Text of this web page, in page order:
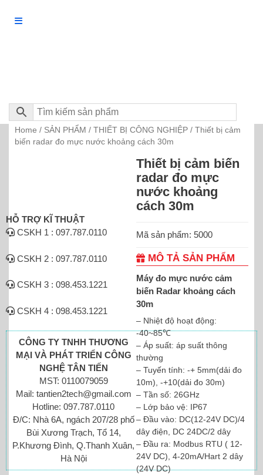
Home / SẢN PHẨM / THIẾT BỊ CÔNG NGHIỆP / Thiết bị cảm
biến radar đo mực nước khoảng cách 30m
Thiết bị cảm biến
radar đo mực
nước khoảng
cách 30m
Mã sản phẩm: 5000
MÔ TẢ SẢN PHẨM
Máy đo mực nước cảm
biến Radar khoảng cách
30m
– Nhiệt độ hoạt động:
-40~85℃
– Áp suất: áp suất thông
thường
– Tuyến tính: -+ 5mm(dải đo
10m), -+10(dải đo 30m)
– Tần số: 26GHz
– Lớp bảo vệ: IP67
– Đầu vào: DC(12-24V DC)/4
dây điện, DC 24DC/2 dây
– Đầu ra: Modbus RTU ( 12-
24V DC), 4-20mA/Hart 2 dây
(24V DC)
HỖ TRỢ KĨ THUẬT
CSKH 1 : 097.787.0110
CSKH 2 : 097.787.0110
CSKH 3 : 098.453.1221
CSKH 4 : 098.453.1221
CÔNG TY TNHH THƯƠNG
MẠI VÀ PHÁT TRIỂN CÔNG
NGHỆ TÂN TIẾN
MST: 0110079059
Mail: tantien2tech@gmail.com
Hotline: 097.787.0110
Đ/C: Nhà 6A, ngách 207/28 phố
Bùi Xương Trạch, Tổ 14,
P.Khương Đình, Q.Thanh Xuân,
Hà Nội